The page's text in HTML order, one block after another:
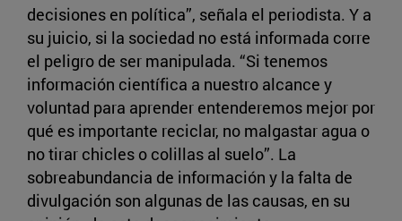
decisiones en política”, señala el periodista. Y a
su juicio, si la sociedad no está informada corre
el peligro de ser manipulada. “Si tenemos
información científica a nuestro alcance y
voluntad para aprender entenderemos mejor por
qué es importante reciclar, no malgastar agua o
no tirar chicles o colillas al suelo”. La
sobreabundancia de información y la falta de
divulgación son algunas de las causas, en su